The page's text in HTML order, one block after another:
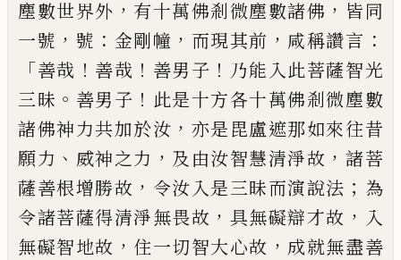
塵數世界外 ， 有十萬佛剎微塵數諸佛 ， 皆同
一號 ， 號 ： 金剛幢 ， 而現其前 ， 咸稱讚言 ：
「善哉 ！ 善哉 ！ 善男子 ！ 乃能入此菩薩智光
三昧 。 善男子 ！ 此是十方各十萬佛剎微塵數
諸佛神力共加於汝 ， 亦是毘盧遮那如來往昔
願力 、 威神之力 ， 及由汝智慧清淨故 ，諸菩
薩善根增勝故 ， 令汝入是三昧而演說法 ； 為
令諸菩薩得清淨無畏故 ， 具無礙辯才故 ， 入
無礙智地故 ， 住一切智大心故 ， 成就無盡善